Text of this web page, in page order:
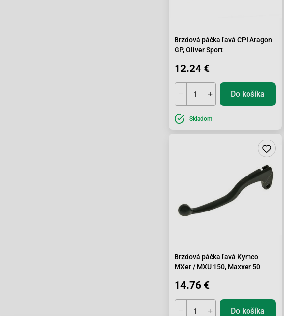
Brzdová páčka ľavá CPI Aragon
GP, Oliver Sport
12.24 €
Do košíka
Skladom
Brzdová páčka ľavá Kymco
MXer / MXU 150, Maxxer 50
14.76 €
Do košíka